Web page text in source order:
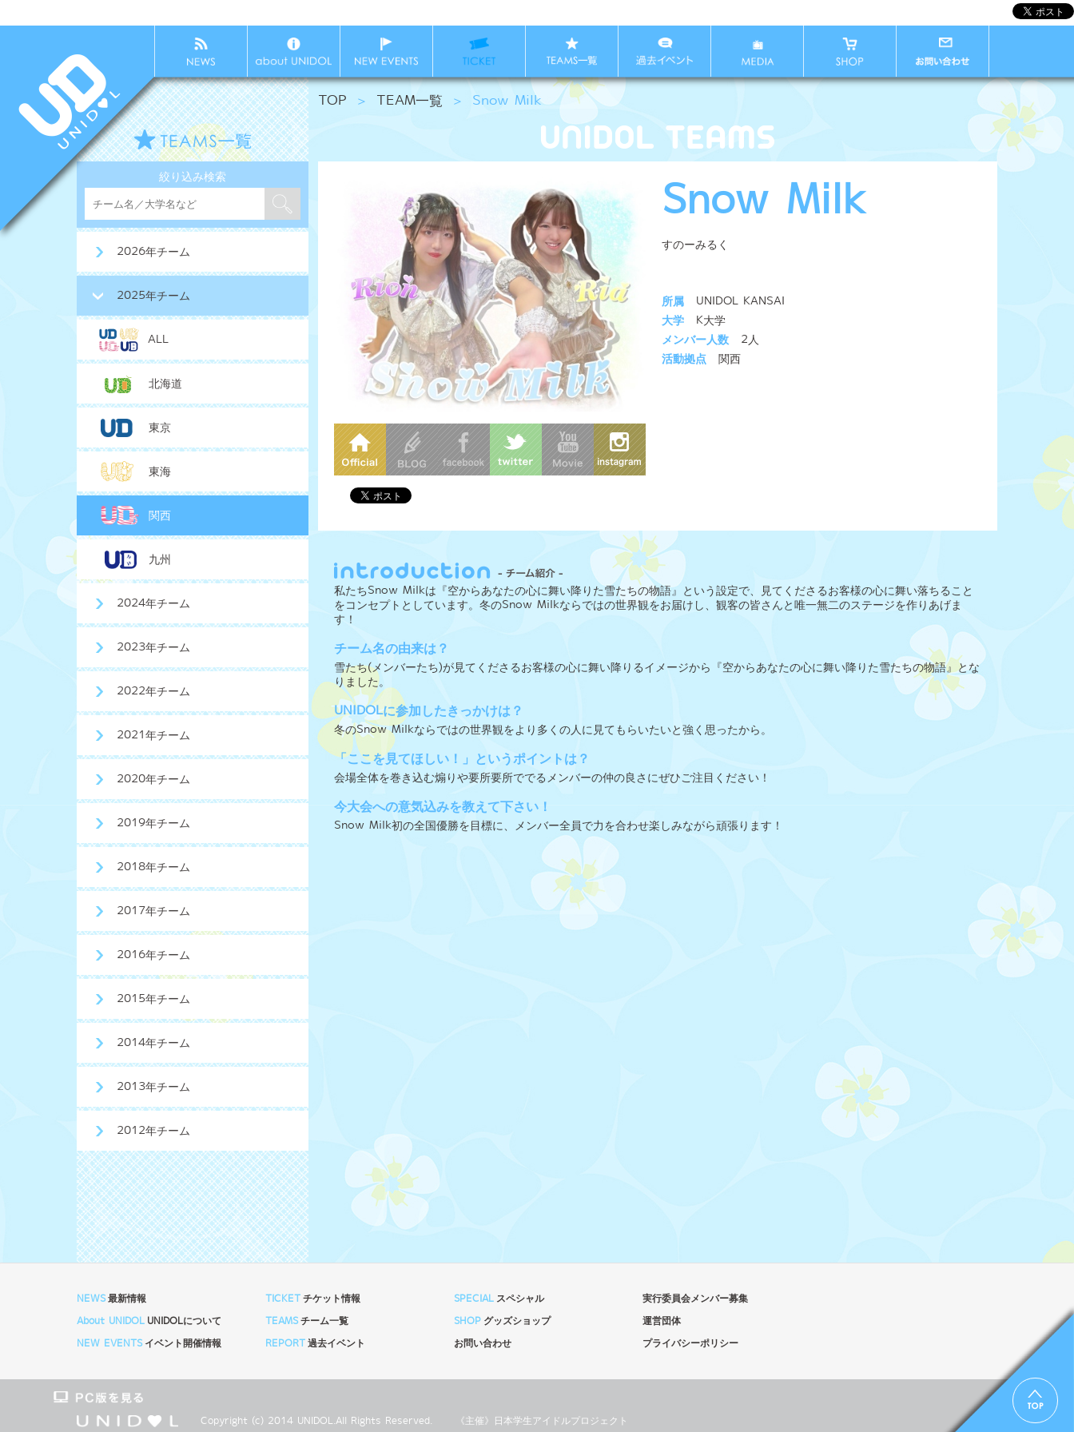
絞り込み検索
2026年チーム
2025年チーム
ALL
北海道
東京
東海
関西
九州
2024年チーム
2023年チーム
2022年チーム
2021年チーム
2020年チーム
2019年チーム
2018年チーム
2017年チーム
2016年チーム
2015年チーム
2014年チーム
2013年チーム
2012年チーム
TOP ＞ TEAM一覧 ＞ Snow Milk
Snow Milk
すのーみるく
所属
UNIDOL KANSAI
大学
K大学
メンバー人数
2人
活動拠点
関西
私たちSnow Milkは『空からあなたの心に舞い降りた雪たちの物語』という設定で、見てくださるお客様の心に舞い落ちること
をコンセプトとしています。冬のSnow Milkならではの世界観をお届けし、観客の皆さんと唯一無二のステージを作りあげま
す！
チーム名の由来は？
雪たち(メンバーたち)が見てくださるお客様の心に舞い降りるイメージから『空からあなたの心に舞い降りた雪たちの物語』とな
りました。
UNIDOLに参加したきっかけは？
冬のSnow Milkならではの世界観をより多くの人に見てもらいたいと強く思ったから。
「ここを見てほしい！」というポイントは？
会場全体を巻き込む煽りや要所要所ででるメンバーの仲の良さにぜひご注目ください！
今大会への意気込みを教えて下さい！
Snow Milk初の全国優勝を目標に、メンバー全員で力を合わせ楽しみながら頑張ります！
NEWS 最新情報
About UNIDOL UNIDOLについて
NEW EVENTS イベント開催情報
TICKET チケット情報
TEAMS チーム一覧
REPORT 過去イベント
SPECIAL スペシャル
SHOP グッズショップ
お問い合わせ
実行委員会メンバー募集
運営団体
プライバシーポリシー
Copyright (c) 2014 UNIDOL.All Rights Reserved. 《主催》⽇本学⽣アイドルプロジェクト